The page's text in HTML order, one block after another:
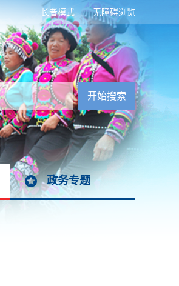
无障碍浏览
长者模式
政务专题